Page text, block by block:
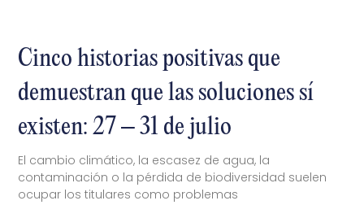
Cinco historias positivas que
demuestran que las soluciones sí
existen: 27 – 31 de julio
El cambio climático, la escasez de agua, la
contaminación o la pérdida de biodiversidad suelen
ocupar los titulares como problemas